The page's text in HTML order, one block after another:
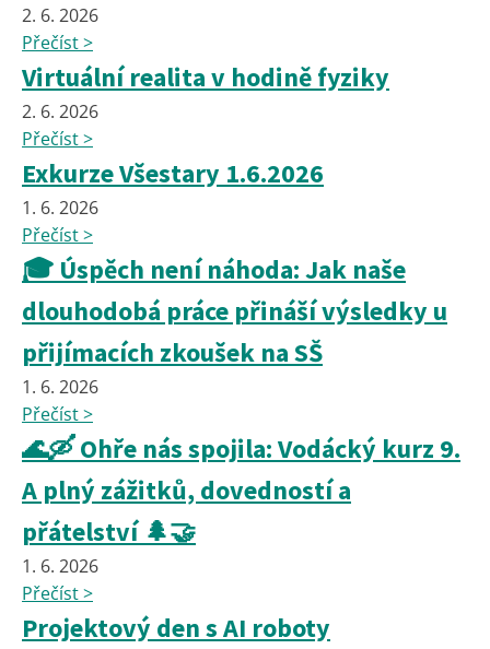
2. 6. 2026
Přečíst >
Virtuální realita v hodině fyziky
2. 6. 2026
Přečíst >
Exkurze Všestary 1.6.2026
1. 6. 2026
Přečíst >
🎓 Úspěch není náhoda: Jak naše
dlouhodobá práce přináší výsledky u
přijímacích zkoušek na SŠ
1. 6. 2026
Přečíst >
🌊🛶 Ohře nás spojila: Vodácký kurz 9.
A plný zážitků, dovedností a
přátelství 🌲🤝
1. 6. 2026
Přečíst >
Projektový den s AI roboty